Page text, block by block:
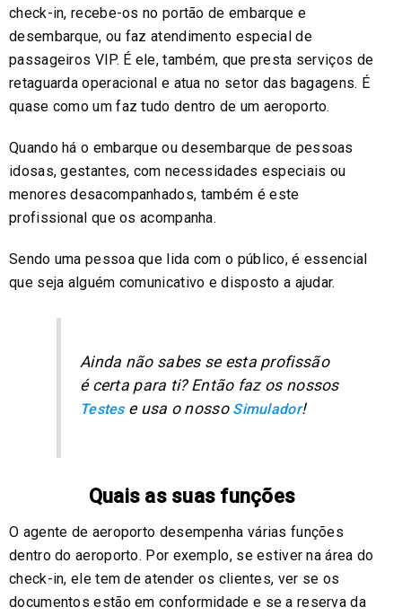
check-in, recebe-os no portão de embarque e
desembarque, ou faz atendimento especial de
passageiros VIP. É ele, também, que presta serviços de
retaguarda operacional e atua no setor das bagagens. É
quase como um faz tudo dentro de um aeroporto.
Quando há o embarque ou desembarque de pessoas
idosas, gestantes, com necessidades especiais ou
menores desacompanhados, também é este
profissional que os acompanha.
Sendo uma pessoa que lida com o público, é essencial
que seja alguém comunicativo e disposto a ajudar.
Ainda não sabes se esta profissão
é certa para ti? Então faz os nossos
Testes e usa o nosso Simulador!
Quais as suas funções
O agente de aeroporto desempenha várias funções
dentro do aeroporto. Por exemplo, se estiver na área do
check-in, ele tem de atender os clientes, ver se os
documentos estão em conformidade e se a reserva da